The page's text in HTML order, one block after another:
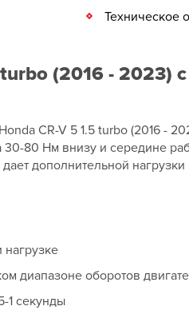
Техническое
(2016 - 2023)
Honda CR-V 5 1.5 turbo (2016 -
80 Нм внизу и середине
дополнительной
диапазоне оборотов
1 секунды